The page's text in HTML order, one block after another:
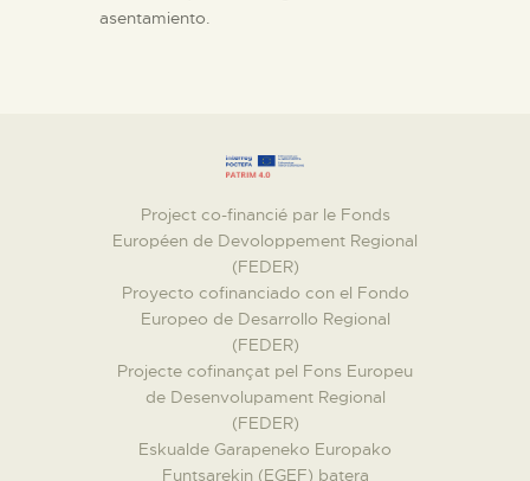
asentamiento.
Project co-financié par le Fonds
Européen de Devoloppement Regional
(FEDER)
Proyecto cofinanciado con el Fondo
Europeo de Desarrollo Regional
(FEDER)
Projecte cofinançat pel Fons Europeu
de Desenvolupament Regional
(FEDER)
Eskualde Garapeneko Europako
Funtsarekin (EGEF) batera